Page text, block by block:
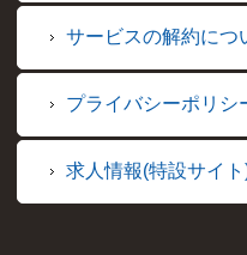
サービスの解約につ
プライバシーポリシ
求人情報(特設サイ